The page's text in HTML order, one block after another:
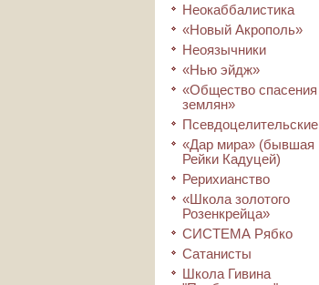
Неокаббалистика
«Новый Акрополь»
Неоязычники
«Нью эйдж»
«Общество спасения
землян»
Псевдоцелительские
«Дар мира» (бывшая
Рейки Кадуцей)
Рерихианство
«Школа золотого
Розенкрейца»
СИСТЕМА Рябко
Сатанисты
Школа Гивина